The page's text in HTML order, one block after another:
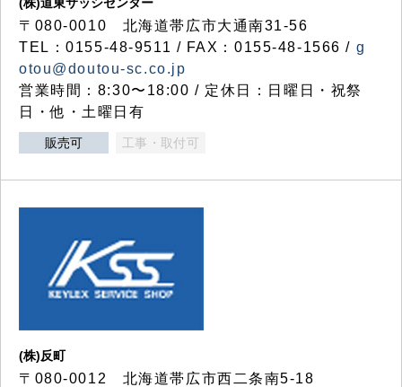
〒080-0010 北海道帯広市大通南31-56
TEL：0155-48-9511 / FAX：0155-48-1566 / g
otou@doutou-sc.co.jp
営業時間：8:30〜18:00 / 定休日：日曜日・祝祭
日・他・土曜日有
販売可 工事・取付可
(株)反町
〒080-0012 北海道帯広市西二条南5-18